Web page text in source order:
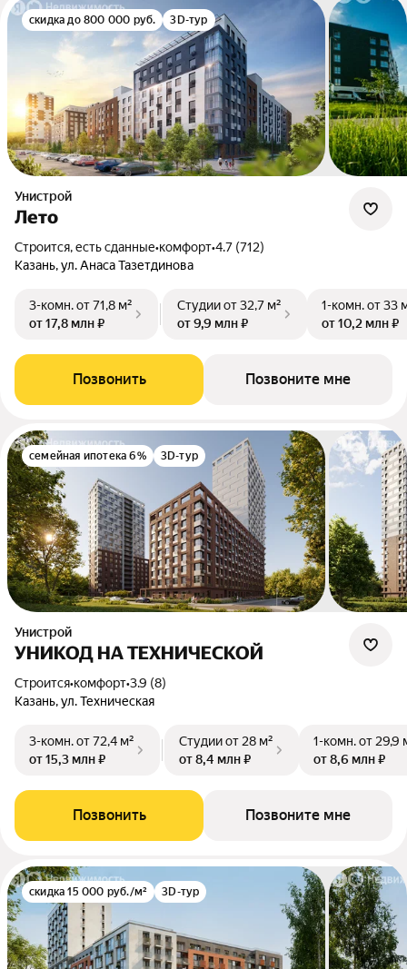
скидка до 800 000 руб. 3D-тур
Унистрой
Лето
Строится, есть сданные•комфорт•4.7 (712)
Казань, ул. Анаса Тазетдинова
3-комн.от 71,8 м²
от 17,8 млн ₽
Студииот 32,7 м²
от 9,9 млн ₽
1-комн.от 33
от 10,2 млн ₽
Позвонить Позвоните мне
семейная ипотека 6% 3D-тур
Унистрой
УНИКОД НА ТЕХНИЧЕСКОЙ
Строится•комфорт•3.9 (8)
Казань, ул. Техническая
3-комн.от 72,4 м²
от 15,3 млн ₽
Студииот 28 м²
от 8,4 млн ₽
1-комн.от 29,9
от 8,6 млн ₽
Позвонить Позвоните мне
скидка 15 000 руб./м² 3D-тур